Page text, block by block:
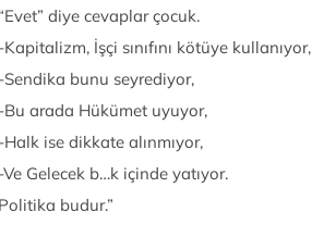
“Evet” diye cevaplar çocuk.
-Kapitalizm, İşçi sınıfını kötüye kullanıyor,
-Sendika bunu seyrediyor,
-Bu arada Hükümet uyuyor,
-Halk ise dikkate alınmıyor,
-Ve Gelecek b…k içinde yatıyor.
Politika budur.”